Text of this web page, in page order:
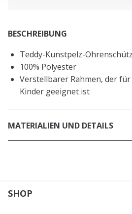
BESCHREIBUNG
Teddy-Kunstpelz-
100% Polyester
Verstellbarer Rahmen, der für
Kinder geeignet ist
MATERIALIEN UND DETAILS
SHOP